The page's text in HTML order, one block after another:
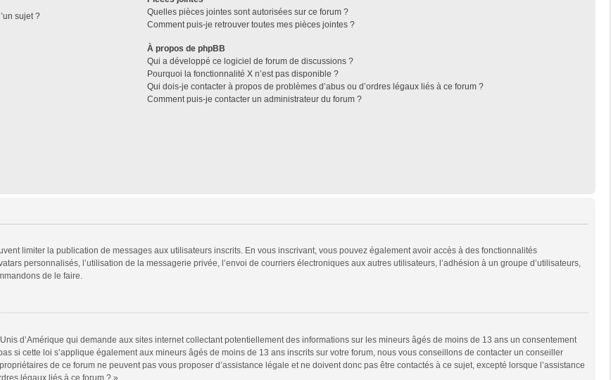
sujet ?
Quelles pièces jointes sont autorisées sur ce forum ?
Comment puis-je retrouver toutes mes pièces jointes ?
À propos de phpBB
Qui a développé ce logiciel de forum de discussions ?
Pourquoi la fonctionnalité X n’est pas disponible ?
Qui dois-je contacter à propos de problèmes d’abus ou d’ordres légaux liés à ce forum ?
Comment puis-je contacter un administrateur du forum ?
limiter la publication de messages aux utilisateurs inscrits. En vous inscrivant, vous pouvez également avoir accès à des fonctionnalités
personnalisés, l’utilisation de la messagerie privée, l’envoi de courriers électroniques aux autres utilisateurs, l’adhésion à un groupe d’utilisateurs,
de le faire.
d’Amérique qui demande aux sites internet collectant potentiellement des informations sur les mineurs âgés de moins de 13 ans un consentement
si cette loi s’applique également aux mineurs âgés de moins de 13 ans inscrits sur votre forum, nous vous conseillons de contacter un conseiller
de ce forum ne peuvent pas vous proposer d’assistance légale et ne doivent donc pas être contactés à ce sujet, excepté lorsque l’assistance
légaux liés à ce forum ? ».